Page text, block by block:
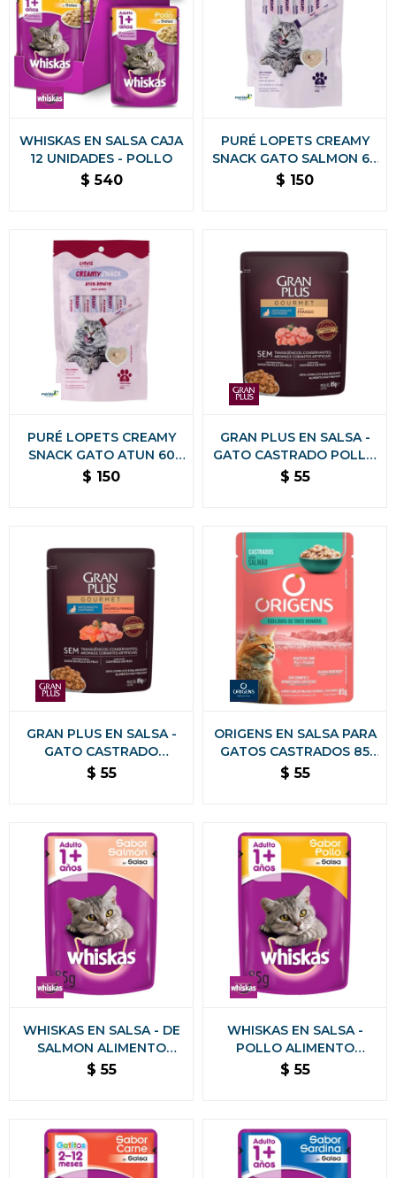
WHISKAS EN SALSA CAJA
12 UNIDADES - POLLO
$ 540
PURÉ LOPETS CREAMY
SNACK GATO SALMON 60
GRS
$ 150
PURÉ LOPETS CREAMY
SNACK GATO ATUN 60
GRS
$ 150
GRAN PLUS EN SALSA -
GATO CASTRADO POLLO
85 GR
$ 55
GRAN PLUS EN SALSA -
GATO CASTRADO
SALMON Y POLLO 85 GR
$ 55
ORIGENS EN SALSA PARA
GATOS CASTRADOS 85
GR. - TRACTO URINARIO
$ 55
WHISKAS EN SALSA - DE
SALMON ALIMENTO
HUMEDO 85 GR
$ 55
WHISKAS EN SALSA -
POLLO ALIMENTO
HUMEDO 85 GR
$ 55